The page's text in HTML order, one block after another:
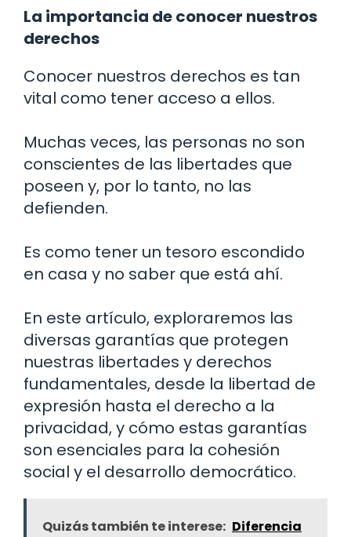
La importancia de conocer nuestros
derechos
Conocer nuestros derechos es tan
vital como tener acceso a ellos.
Muchas veces, las personas no son
conscientes de las libertades que
poseen y, por lo tanto, no las
defienden.
Es como tener un tesoro escondido
en casa y no saber que está ahí.
En este artículo, exploraremos las
diversas garantías que protegen
nuestras libertades y derechos
fundamentales, desde la libertad de
expresión hasta el derecho a la
privacidad, y cómo estas garantías
son esenciales para la cohesión
social y el desarrollo democrático.
Quizás también te interese: Diferencia